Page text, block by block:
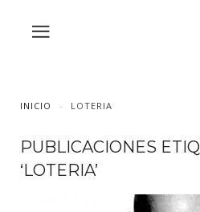
INICIO LOTERIA
PUBLICACIONES
‘LOTERIA’